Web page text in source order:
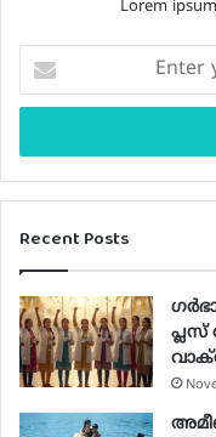
Lorem
your
Email
Recent Posts
പ്ലസ്